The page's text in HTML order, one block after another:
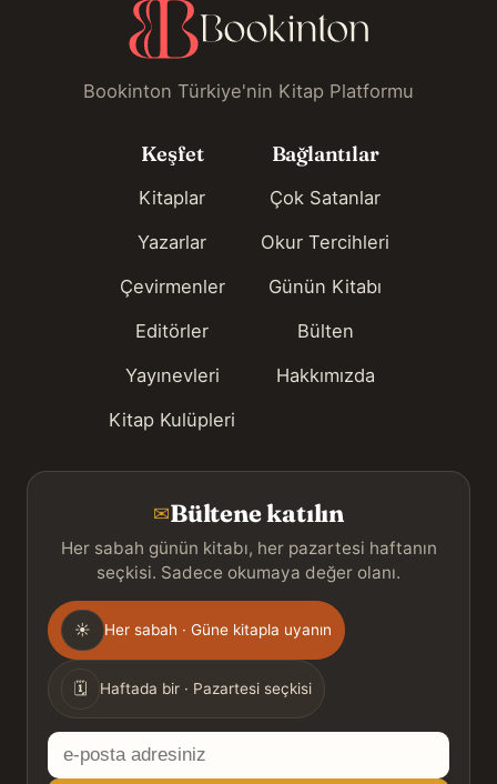
Bookinton Türkiye'nin Kitap Platformu
Keşfet
Kitaplar
Yazarlar
Çevirmenler
Editörler
Yayınevleri
Kitap Kulüpleri
Bağlantılar
Çok Satanlar
Okur Tercihleri
Günün Kitabı
Bülten
Hakkımızda
✉Bültene katılın
Her sabah günün kitabı, her pazartesi haftanın
seçkisi. Sadece okumaya değer olanı.
Gönderim
sıklığı
☀ Her sabah · Güne kitapla uyanın
🗓 Haftada bir · Pazartesi seçkisi
E-